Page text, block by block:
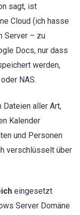
sagt, ist
Cloud (ich hasse
Server – zu
Docs, nur dass
werden,
NAS.
Dateien aller Art,
Kalender
und Personen
verschlüsselt über
eingesetzt
Server Domäne